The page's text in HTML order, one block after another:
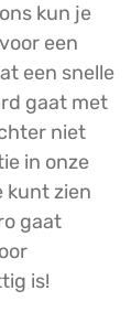
kun je
een
een snelle
gaat met
niet
in onze
kunt zien
gaat
is!